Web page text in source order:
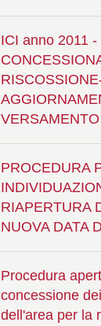
ICI anno 2011 -
VERSAMENTO
PROCEDURA
RIAPERTURA
NUOVA DATA
Procedura
concessione
dell'area per la